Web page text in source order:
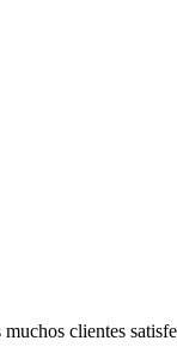
clientes